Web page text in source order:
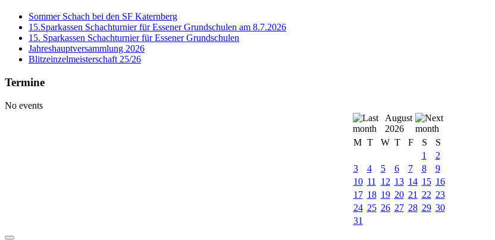
Sommer Schach bei den SF Katernberg
15.Sparkassen Schachturnier für Essener Grundschulen am 8.7.2026
15. Sparkassen Schachturnier für Essener Grundschulen
Jahreshauptversammlung 2026
Blitzeinzelmeisterschaft 25/26
Termine
No events
August
2026
M T W T F S
S
1
2
3
4 5 6 7 8
9
10 11 12 13 14 15 16
17 18 19 20 21 22 23
24 25 26 27 28 29 30
31